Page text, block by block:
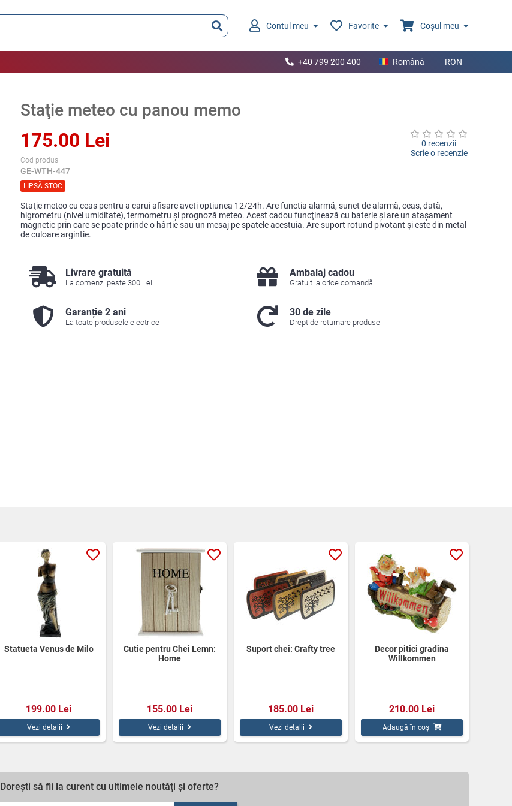
Contul meu Favorite Coșul meu
+40 799 200 400 Română RON
Staţie meteo cu panou memo
175.00 Lei
Cod produs
GE-WTH-447
LIPSĂ STOC
0 recenzii
Scrie o recenzie
Staţie meteo cu ceas pentru a carui afisare aveti optiunea 12/24h. Are functia alarmă, sunet de alarmă, ceas, dată,
higrometru (nivel umiditate), termometru şi prognoză meteo. Acest cadou funcţinează cu baterie şi are un ataşament
magnetic prin care se poate prinde o hârtie sau un mesaj pe spatele acestuia. Are suport rotund pivotant şi este din metal
de culoare argintie.
Livrare gratuită
La comenzi peste 300 Lei
Ambalaj cadou
Gratuit la orice comandă
Garanție 2 ani
La toate produsele electrice
30 de zile
Drept de returnare produse
Statueta Venus de Milo
199.00 Lei
Vezi detalii
Cutie pentru Chei Lemn:
Home
155.00 Lei
Vezi detalii
Suport chei: Crafty tree
185.00 Lei
Vezi detalii
Decor pitici gradina
Willkommen
210.00 Lei
Adaugă în coș
Dorești să fii la curent cu ultimele noutăți și oferte?